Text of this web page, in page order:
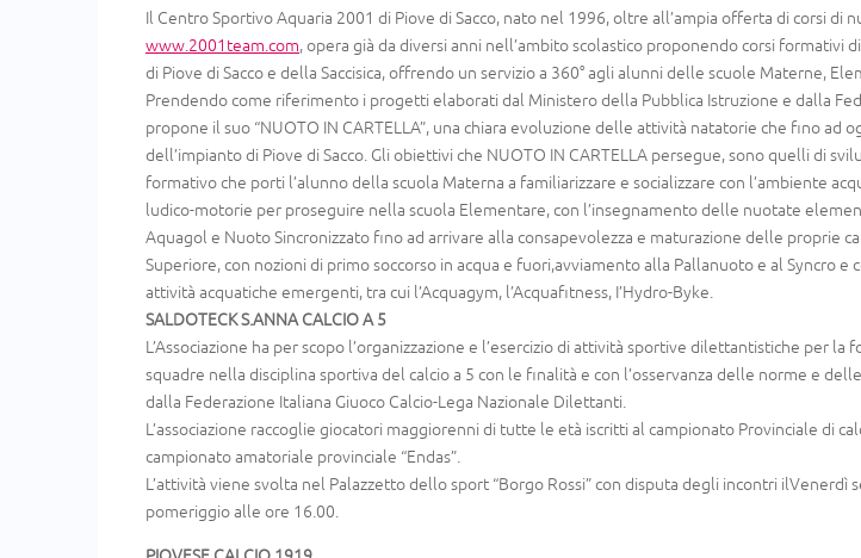
Il Centro Sportivo Aquaria 2001 di Piove di Sacco, nato nel 1996, oltre all’ampia offerta di corsi di
www.2001team.com, opera già da diversi anni nell’ambito scolastico proponendo corsi formativi
di Piove di Sacco e della Saccisica, offrendo un servizio a 360° agli alunni delle scuole Materne,
Prendendo come riferimento i progetti elaborati dal Ministero della Pubblica Istruzione e dalla
propone il suo “NUOTO IN CARTELLA”, una chiara evoluzione delle attività natatorie che fino ad
dell’impianto di Piove di Sacco. Gli obiettivi che NUOTO IN CARTELLA persegue, sono quelli di
formativo che porti l’alunno della scuola Materna a familiarizzare e socializzare con l’ambiente
ludico-motorie per proseguire nella scuola Elementare, con l’insegnamento delle nuotate
Aquagol e Nuoto Sincronizzato fino ad arrivare alla consapevolezza e maturazione delle proprie
Superiore, con nozioni di primo soccorso in acqua e fuori,avviamento alla Pallanuoto e al Syncro e
attività acquatiche emergenti, tra cui l’Acquagym, l’Acquafitness, I’Hydro-Byke.
SALDOTECK S.ANNA CALCIO A 5
L’Associazione ha per scopo l’organizzazione e l’esercizio di attività sportive dilettantistiche per la
squadre nella disciplina sportiva del calcio a 5 con le finalità e con l’osservanza delle norme e
dalla Federazione Italiana Giuoco Calcio-Lega Nazionale Dilettanti.
L’associazione raccoglie giocatori maggiorenni di tutte le età iscritti al campionato Provinciale di
campionato amatoriale provinciale “Endas”.
L’attività viene svolta nel Palazzetto dello sport “Borgo Rossi” con disputa degli incontri ilVenerdì
pomeriggio alle ore 16.00.